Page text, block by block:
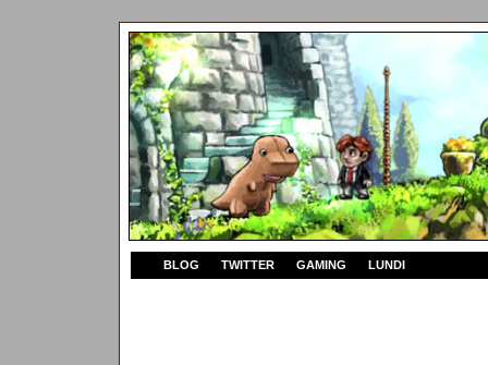
BLOG TWITTER GAMING LUNDI